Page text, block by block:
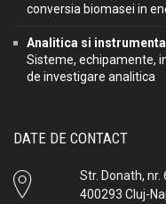
conversia biomasei in
Analitica si
Sisteme, echipamente,
de investigare analitica
DATE DE CONTACT
Str. Donath, nr.
400293 Cluj-